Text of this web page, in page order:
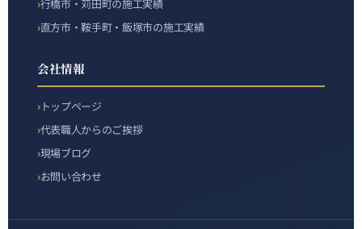
行橋市・苅田町の施工実績
直方市・鞍手町・飯塚市の施工実績
会社情報
トップページ
代表職人からのご挨拶
現場ブログ
お問い合わせ